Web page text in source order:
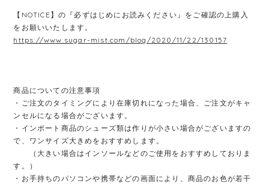
【NOTICE】の『必ずはじめにお読みください』をご確認の上購入
をお願いいたします。
https://www.sugar-mist.com/blog/2020/11/22/130157
商品についての注意事項
・ご注文のタイミングにより在庫切れになった場合、ご注文がキャ
ンセルになる場合がございます。
・インポート商品のシューズ類は作りが小さい場合がございますの
で、ワンサイズ大きめをおすすめします。
（大きい場合はインソールなどのご使用をおすすめしておりま
す。）
・お手持ちのパソコンや携帯などの画面により、商品のお色が若干